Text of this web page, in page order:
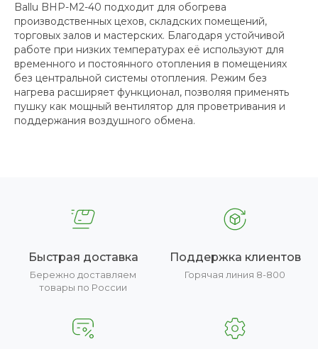
Ballu BHP-M2-40 подходит для обогрева
производственных цехов, складских помещений,
торговых залов и мастерских. Благодаря устойчивой
работе при низких температурах её используют для
временного и постоянного отопления в помещениях
без центральной системы отопления. Режим без
нагрева расширяет функционал, позволяя применять
пушку как мощный вентилятор для проветривания и
поддержания воздушного обмена.
Быстрая доставка
Бережно доставляем
товары по России
Поддержка клиентов
Горячая линия 8-800